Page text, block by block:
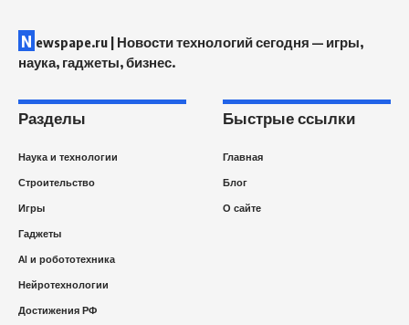
N ewspape.ru | Новости технологий сегодня — игры,
наука, гаджеты, бизнес.
Разделы
Наука и технологии
Строительство
Игры
Гаджеты
AI и робототехника
Нейротехнологии
Достижения РФ
Быстрые ссылки
Главная
Блог
О сайте